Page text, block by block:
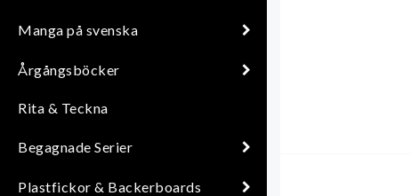
Manga på svenska
Årgångsböcker
Rita & Teckna
Begagnade Serier
Plastfickor & Backerboards